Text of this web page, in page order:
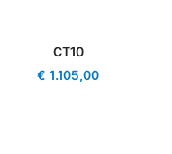
CT10
€ 1.105,00